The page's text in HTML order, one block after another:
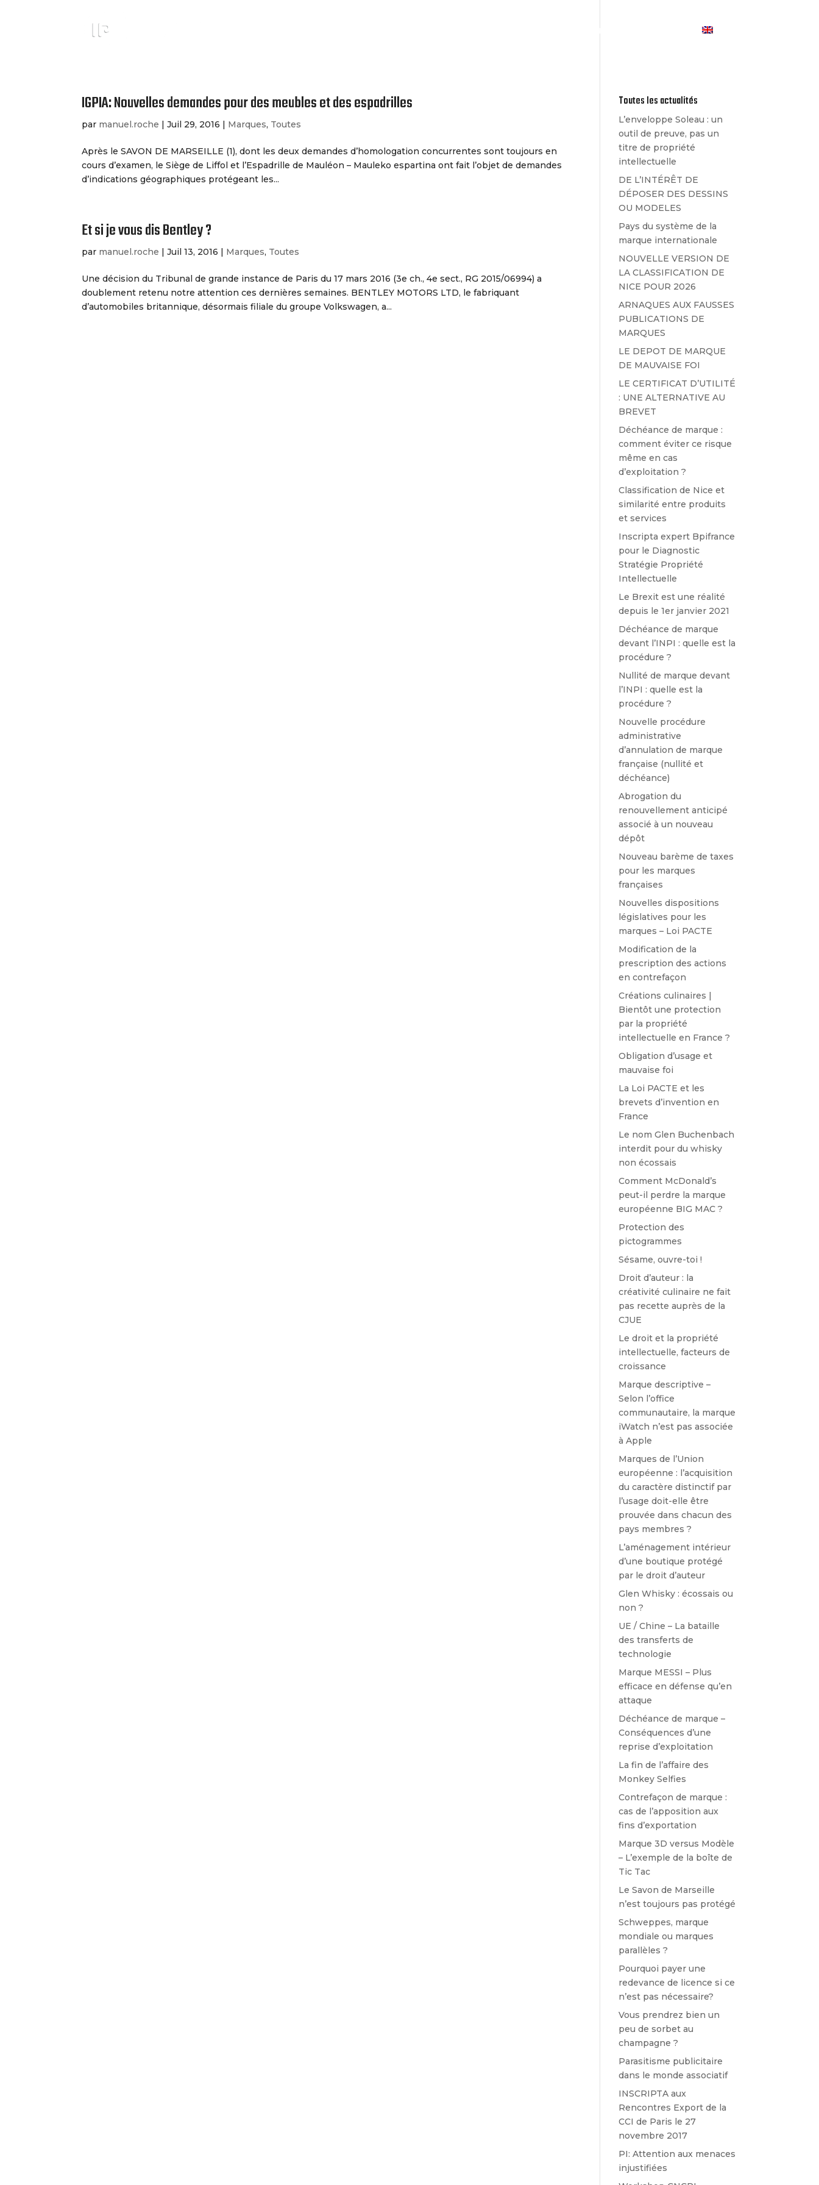
Les Actualités
IGPIA: Nouvelles demandes pour des meubles et des espadrilles
par manuel.roche |Juil 29, 2016 | Marques, Toutes
Après le SAVON DE MARSEILLE (1), dont les deux demandes d’homologation concurrentes sont toujours en
cours d’examen, le Siège de Liffol et l’Espadrille de Mauléon – Mauleko espartina ont fait l’objet de demandes
d’indications géographiques protégeant les...
Et si je vous dis Bentley ?
par manuel.roche |Juil 13, 2016 | Marques, Toutes
Une décision du Tribunal de grande instance de Paris du 17 mars 2016 (3e ch., 4e sect., RG 2015/06994) a
doublement retenu notre attention ces dernières semaines. BENTLEY MOTORS LTD, le fabriquant
d’automobiles britannique, désormais filiale du groupe Volkswagen, a...
Toutes les actualités
L’enveloppe Soleau : un
outil de preuve, pas un
titre de propriété
intellectuelle
DE L’INTÉRÊT DE
DÉPOSER DES DESSINS
OU MODELES
Pays du système de la
marque internationale
NOUVELLE VERSION DE
LA CLASSIFICATION DE
NICE POUR 2026
ARNAQUES AUX FAUSSES
PUBLICATIONS DE
MARQUES
LE DEPOT DE MARQUE
DE MAUVAISE FOI
LE CERTIFICAT D’UTILITÉ
: UNE ALTERNATIVE AU
BREVET
Déchéance de marque :
comment éviter ce risque
même en cas
d’exploitation ?
Classification de Nice et
similarité entre produits
et services
Inscripta expert Bpifrance
pour le Diagnostic
Stratégie Propriété
Intellectuelle
Le Brexit est une réalité
depuis le 1er janvier 2021
Déchéance de marque
devant l’INPI : quelle est la
procédure ?
Nullité de marque devant
l’INPI : quelle est la
procédure ?
Nouvelle procédure
administrative
d’annulation de marque
française (nullité et
déchéance)
Abrogation du
renouvellement anticipé
associé à un nouveau
dépôt
Nouveau barème de taxes
pour les marques
françaises
Nouvelles dispositions
législatives pour les
marques – Loi PACTE
Modification de la
prescription des actions
en contrefaçon
Créations culinaires |
Bientôt une protection
par la propriété
intellectuelle en France ?
Obligation d’usage et
mauvaise foi
La Loi PACTE et les
brevets d’invention en
France
Le nom Glen Buchenbach
interdit pour du whisky
non écossais
Comment McDonald’s
peut-il perdre la marque
européenne BIG MAC ?
Protection des
pictogrammes
Sésame, ouvre-toi !
Droit d’auteur : la
créativité culinaire ne fait
pas recette auprès de la
CJUE
Le droit et la propriété
intellectuelle, facteurs de
croissance
Marque descriptive –
Selon l’office
communautaire, la marque
iWatch n’est pas associée
à Apple
Marques de l’Union
européenne : l’acquisition
du caractère distinctif par
l’usage doit-elle être
prouvée dans chacun des
pays membres ?
L’aménagement intérieur
d’une boutique protégé
par le droit d’auteur
Glen Whisky : écossais ou
non ?
UE / Chine – La bataille
des transferts de
technologie
Marque MESSI – Plus
efficace en défense qu’en
attaque
Déchéance de marque –
Conséquences d’une
reprise d’exploitation
La fin de l’affaire des
Monkey Selfies
Contrefaçon de marque :
cas de l’apposition aux
fins d’exportation
Marque 3D versus Modèle
– L’exemple de la boîte de
Tic Tac
Le Savon de Marseille
n’est toujours pas protégé
Schweppes, marque
mondiale ou marques
parallèles ?
Pourquoi payer une
redevance de licence si ce
n’est pas nécessaire?
Vous prendrez bien un
peu de sorbet au
champagne ?
Parasitisme publicitaire
dans le monde associatif
INSCRIPTA aux
Rencontres Export de la
CCI de Paris le 27
novembre 2017
PI: Attention aux menaces
injustifiées